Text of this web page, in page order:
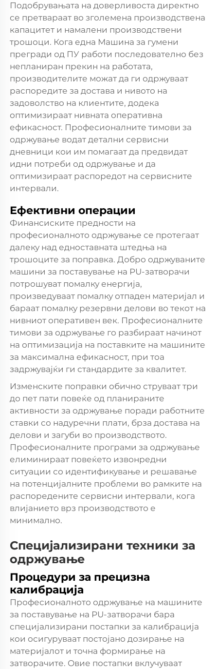
Подобрувањата на доверливоста директно
се претвараат во зголемена производствена
капацитет и намалени производствени
трошоци. Кога една Машина за гумени
прегради од ПУ работи последователно без
непланиран прекин на работата,
производителите можат да ги одржуваат
распоредите за достава и нивото на
задоволство на клиентите, додека
оптимизираат нивната оперативна
ефикасност. Професионалните тимови за
одржување водат детални сервисни
дневници кои им помагаат да предвидат
идни потреби од одржување и да
оптимизираат распоредот на сервисните
интервали.
Ефективни операции
Финансиските предности на
професионалното одржување се протегаат
далеку над едноставната штедња на
трошоците за поправка. Добро одржуваните
машини за поставување на PU-затворачи
потрошуват помалку енергија,
произведуваат помалку отпаден материјал и
бараат помалку резервни делови во текот на
нивниот оперативен век. Професионалните
тимови за одржување го разбираат начинот
на оптимизација на поставките на машините
за максимална ефикасност, при тоа
задржувајќи ги стандардите за квалитет.
Изменските поправки обично струваат три
до пет пати повеќе од планираните
активности за одржување поради работните
ставки со надуречни плати, брза достава на
делови и загуби во производството.
Професионалните програми за одржување
елиминираат повеќето извонредни
ситуации со идентификување и решавање
на потенцијалните проблеми во рамките на
распоредените сервисни интервали, кога
влијанието врз производството е
минимално.
Специјализирани техники за
одржување
Процедури за прецизна
калибрација
Професионалното одржување на машините
за поставување на PU-затворачи бара
специјализирани постапки за калибрација
кои осигуруваат постојано дозирање на
материјалот и точна формирање на
затворачите. Овие постапки вклучуваат